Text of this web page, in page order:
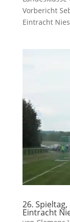
Vorbericht
Eintracht
26. Spieltag,
Eintracht